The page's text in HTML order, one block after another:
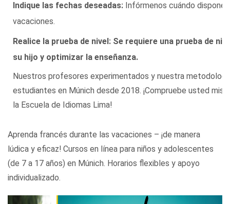
Indique las fechas deseadas: Infórmenos cuándo dispone
vacaciones.
Realice la prueba de nivel: Se requiere una prueba de
su hijo y optimizar la enseñanza.
Nuestros profesores experimentados y nuestra
estudiantes en Múnich desde 2018. ¡Compruebe usted
la Escuela de Idiomas Lima!
Aprenda francés durante las vacaciones – ¡de manera
lúdica y eficaz! Cursos en línea para niños y adolescentes
(de 7 a 17 años) en Múnich. Horarios flexibles y apoyo
individualizado.